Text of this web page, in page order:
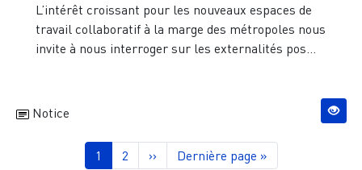
L’intérêt croissant pour les nouveaux espaces de
travail collaboratif à la marge des métropoles nous
invite à nous interroger sur les externalités pos...
Notice
Pagination
Page courante
1 Page
2 Page suivante
›› Dernière page
Dernière page »